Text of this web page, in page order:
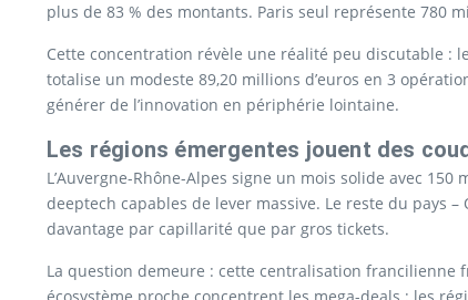
plus de 83 % des montants. Paris seul représente 780
Cette concentration révèle une réalité peu discutable :
totalise un modeste 89,20 millions d’euros en 3
générer de l’innovation en périphérie lointaine.
Les régions émergentes jouent des
L’Auvergne-Rhône-Alpes signe un mois solide avec
deeptech capables de lever massive. Le reste du pays
davantage par capillarité que par gros tickets.
La question demeure : cette centralisation francilienne